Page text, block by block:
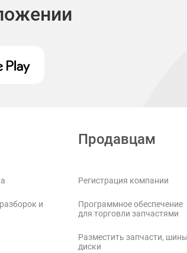
и
Продавцам
Регистрация компании
Программное обеспечение
для торговли запчастями
Разместить запчасти,
диски